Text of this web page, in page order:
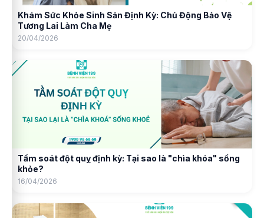
Khám Sức Khỏe Sinh Sản Định Kỳ: Chủ Động Bảo Vệ
Tương Lai Làm Cha Mẹ
20/04/2026
Tầm soát đột quỵ định kỳ: Tại sao là "chìa khóa" sống
khỏe?
16/04/2026